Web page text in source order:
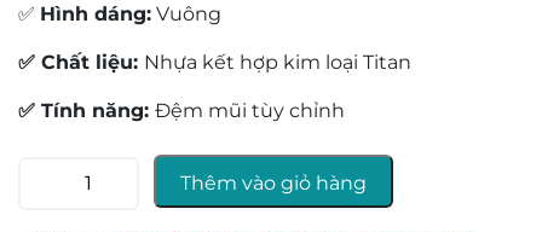
✅ Hình dáng: Vuông
✅ Chất liệu: Nhựa kết hợp kim loại Titan
✅ Tính năng: Đệm mũi tùy chỉnh
Thêm vào giỏ hàng